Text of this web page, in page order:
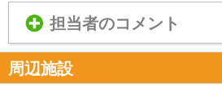
担当者のコメント
周辺施設